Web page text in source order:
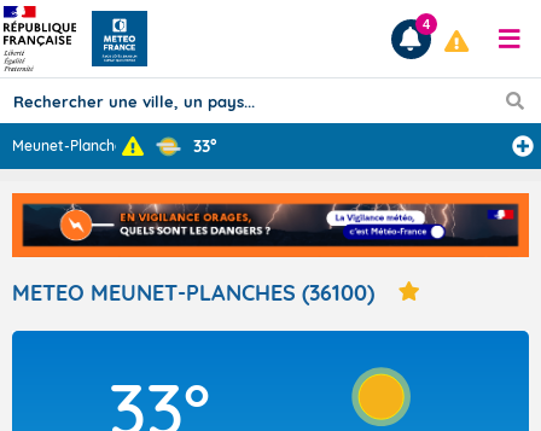
Prévisions
TOUS LES RÉSULTATS
Articles
4
Meunet-Planches... 33°
METEO MEUNET-PLANCHES (36100)
33°